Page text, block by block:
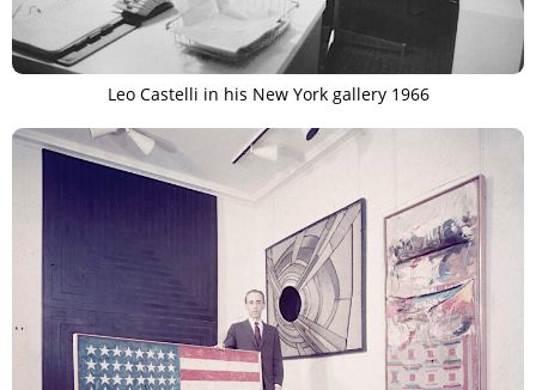
Leo Castelli in his New York gallery 1966